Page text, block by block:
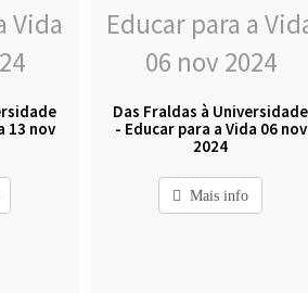
13 nov
Das Fraldas à Universidade
- Educar para a Vida 06 nov
2024
Mais info